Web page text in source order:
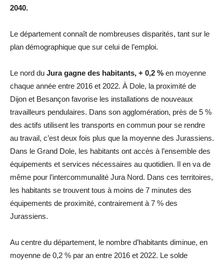
2040.
Le département connaît de nombreuses disparités, tant sur le
plan démographique que sur celui de l’emploi.
Le nord du Jura gagne des habitants, + 0,2 % en moyenne
chaque année entre 2016 et 2022. À Dole, la proximité de
Dijon et Besançon favorise les installations de nouveaux
travailleurs pendulaires. Dans son agglomération, près de 5 %
des actifs utilisent les transports en commun pour se rendre
au travail, c’est deux fois plus que la moyenne des Jurassiens.
Dans le Grand Dole, les habitants ont accès à l’ensemble des
équipements et services nécessaires au quotidien. Il en va de
même pour l’intercommunalité Jura Nord. Dans ces territoires,
les habitants se trouvent tous à moins de 7 minutes des
équipements de proximité, contrairement à 7 % des
Jurassiens.
Au centre du département, le nombre d’habitants diminue, en
moyenne de 0,2 % par an entre 2016 et 2022. Le solde